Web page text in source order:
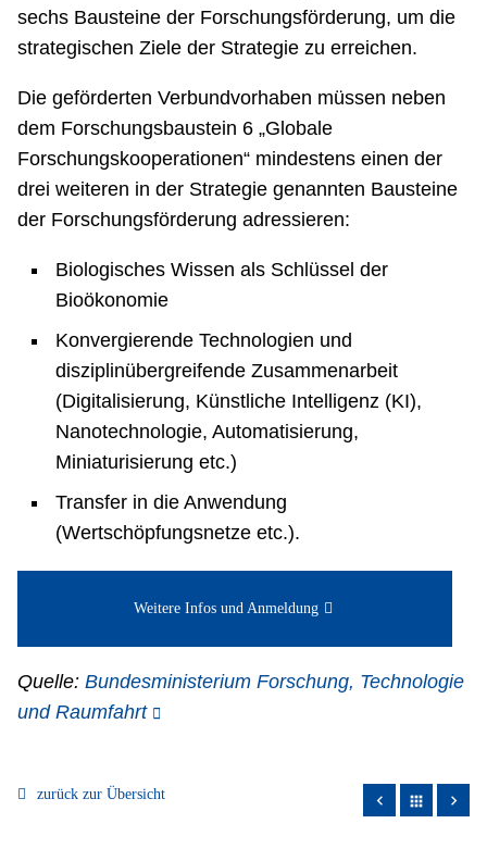
sechs Bausteine der Forschungsförderung, um die
strategischen Ziele der Strategie zu erreichen.
Die geförderten Verbundvorhaben müssen neben
dem Forschungsbaustein 6 „Globale
Forschungskooperationen“ mindestens einen der
drei weiteren in der Strategie genannten Bausteine
der Forschungsförderung adressieren:
Biologisches Wissen als Schlüssel der
Bioökonomie
Konvergierende Technologien und
disziplinübergreifende Zusammenarbeit
(Digitalisierung, Künstliche Intelligenz (KI),
Nanotechnologie, Automatisierung,
Miniaturisierung etc.)
Transfer in die Anwendung
(Wertschöpfungsnetze etc.).
Weitere Infos und Anmeldung
Quelle: Bundesministerium Forschung, Technologie
und Raumfahrt
zurück zur Übersicht apps